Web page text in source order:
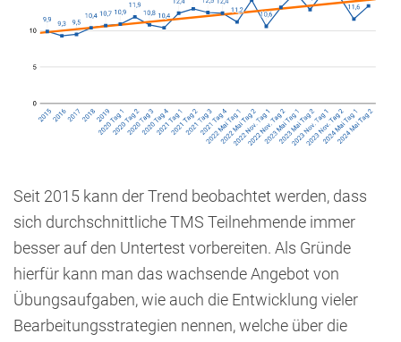
Seit 2015 kann der Trend beobachtet werden, dass
sich durchschnittliche TMS Teilnehmende immer
besser auf den Untertest vorbereiten. Als Gründe
hierfür kann man das wachsende Angebot von
Übungsaufgaben, wie auch die Entwicklung vieler
Bearbeitungsstrategien nennen, welche über die